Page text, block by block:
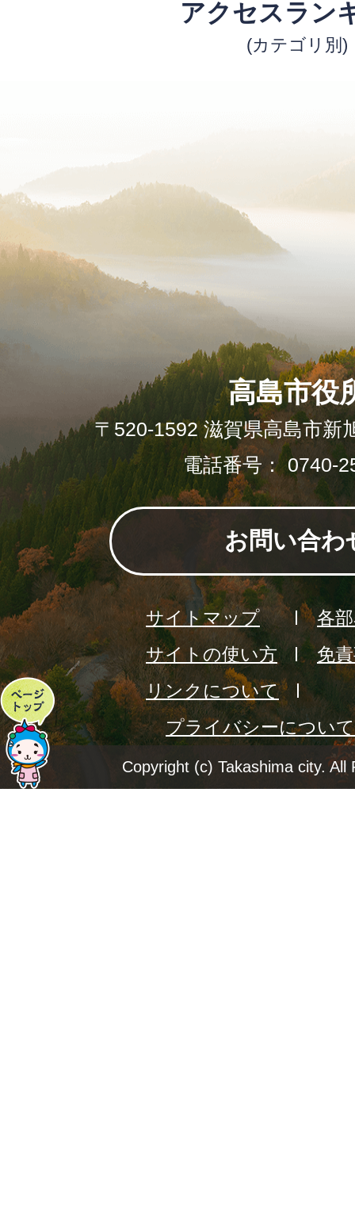
アクセスラン
(カテゴリ別)
ペ
ー
ジ
高島市役
〒520-1592 滋賀県高島市新
電話番号： 0740-
お問い合わ
サイトマップ
各
サイトの使い方
免
リンクについて
プライバシーについて
Copyright (c) Takashima city. All